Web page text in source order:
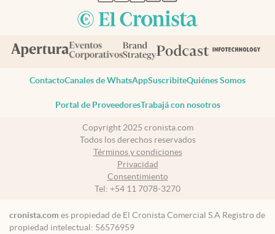
ContactoCanales de WhatsAppSuscribiteQuiénes Somos
Portal de ProveedoresTrabajá con nosotros
Copyright 2025 cronista.com
Todos los derechos reservados
Términos y condiciones
Privacidad
Consentimiento
Tel: +54 11 7078-3270
cronista.com es propiedad de El Cronista Comercial S.A Registro de
propiedad intelectual: 56576959